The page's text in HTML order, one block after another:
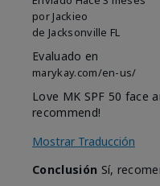
por Jackieo
de Jacksonville FL
Evaluado en
marykay.com/en-us/
Love MK SPF 50 face
recommend!
Mostrar Traducción
Conclusión Sí,